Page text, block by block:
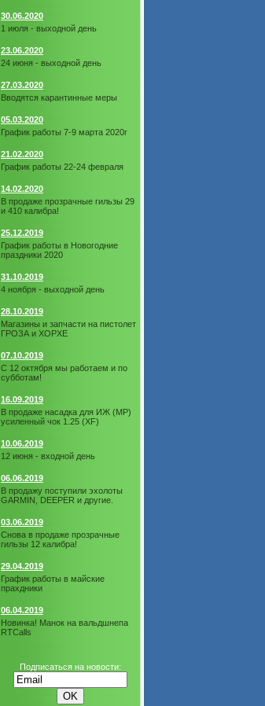
30.06.2020
1 июля - выходной день
23.06.2020
24 июня - выходной день
27.03.2020
Вводятся карантинные меры
05.03.2020
График работы 7-9 марта 2020г
21.02.2020
График работы 22-24 февраля
14.02.2020
В продаже прозрачные гильзы 29
и 410 калибра!
25.12.2019
График работы в Новогодние
праздники 2020
31.10.2019
4 ноября - выходной день
28.10.2019
Магазины и запчасти на пистолет
ГРОЗА и ХОРХЕ
07.10.2019
С 12 октября мы работаем и по
субботам!
16.09.2019
В продаже насадка для ИЖ (МР)
усиленный чок 1.25 (XF)
10.06.2019
12 июня - входной день
06.06.2019
В продажу поступили эхолоты
GARMIN, DEEPER и другие.
03.06.2019
Снова в продаже прозрачные
гильзы 12 калибра!
29.04.2019
График работы в майские
прахдники
06.04.2019
Новинка! Манок на вальдшнепа
RTCalls
Подписаться на новости: